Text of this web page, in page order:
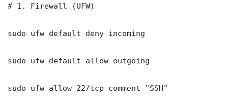
# 1. Firewall (UFW)
sudo ufw default deny incoming
sudo ufw default allow outgoing
sudo ufw allow 22/tcp comment "SSH"